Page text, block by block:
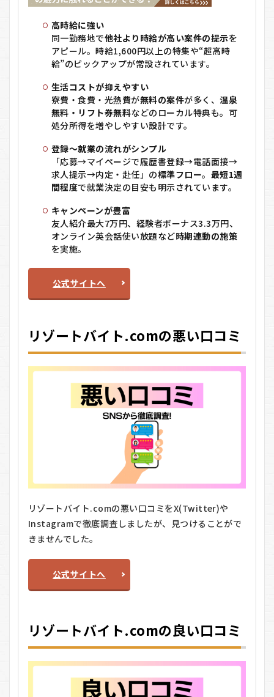
る人し
7.1
こん
な人
にお
め
7.2
こん
な人
には
合わ
ない
かも
リ
ゾート
バイ
ト.com
に関す
るQ＆
高時給に強い
同一勤務地で他社より時給が高い案件の提示を
アピール。時給1,600円以上の特集や“超高時
給”のピックアップが常設されています。
生活コストが抑えやすい
寮費・食費・光熱費が無料の案件が多く、温泉
無料・リフト券無料などのローカル特典も。可
処分所得を増やしやすい設計です。
登録〜就業の流れがシンプル
「応募→マイページで履歴書登録→電話面接→
求人提示→内定・赴任」の標準フロー。 最短1週
間程度で就業決定の目安も明示されています。
キャンペーンが豊富
友人紹介最大7万円、経験者ボーナス3.3万円、
オンライン英会話使い放題など時期連動の施策
を実施。
公式サイトへ
リゾートバイト.comの悪い口コミ
リゾートバイト.comの悪い口コミをX(Twitter)や
Instagramで徹底調査しましたが、見つけることがで
きませんでした。
公式サイトへ
リゾートバイト.comの良い口コミ